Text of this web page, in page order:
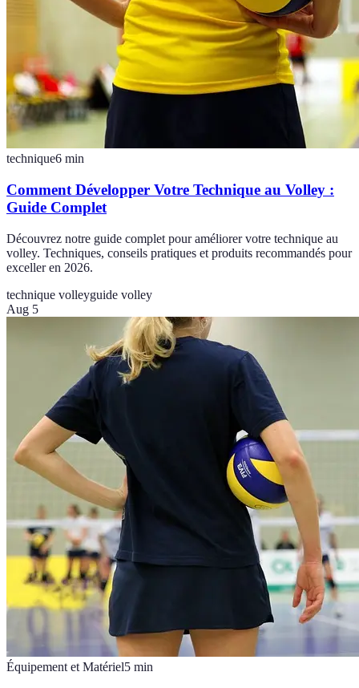
technique6 min
Comment Développer Votre Technique au Volley :
Guide Complet
Découvrez notre guide complet pour améliorer votre technique au
volley. Techniques, conseils pratiques et produits recommandés pour
exceller en 2026.
technique volleyguide volley
Aug 5
Équipement et Matériel5 min